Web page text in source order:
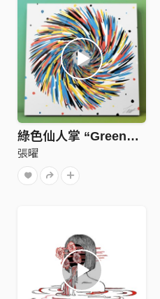
綠色仙人掌 “GreenCactus”
張曜